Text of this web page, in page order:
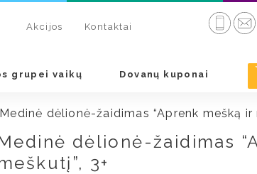
Akcijos Kontaktai
grupei vaikų Dovanų kuponai
dėlionė-žaidimas “Aprenk mešką ir
dėlionė-žaidimas
3+